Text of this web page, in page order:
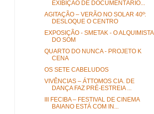
EXIBIÇÃO DE DOCUMENTÁRIO...
AGITAÇÃO – VERÃO NO SOLAR 40º:
DESLOQUE O CENTRO
EXPOSIÇÃO - SMETAK - O ALQUIMISTA
DO SOM
QUARTO DO NUNCA - PROJETO K
CENA
OS SETE CABELUDOS
VIVÊNCIAS – ÁTTOMOS CIA. DE
DANÇA FAZ PRÉ-ESTREIA ...
III FECIBA – FESTIVAL DE CINEMA
BAIANO ESTÁ COM IN...